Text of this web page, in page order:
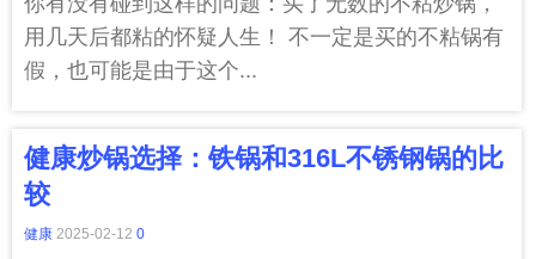
用几天后都粘的怀疑人生！ 不一定是买的不粘锅有
假，也可能是由于这个...
健康炒锅选择：铁锅和316L不锈钢锅的比
较
健康 2025-02-12 0